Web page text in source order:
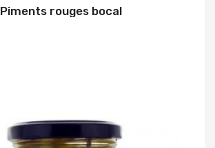
Piments rouges bocal